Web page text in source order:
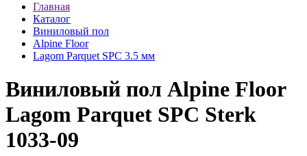
Главная
Каталог
Виниловый пол
Alpine Floor
Lagom Parquet SPC 3.5 мм
Виниловый пол Alpine Floor
Lagom Parquet SPC Sterk
1033-09